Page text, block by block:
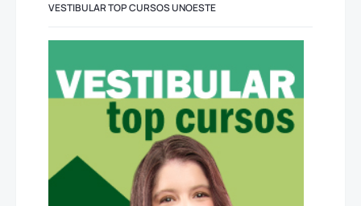
VESTIBULAR TOP CURSOS UNOESTE